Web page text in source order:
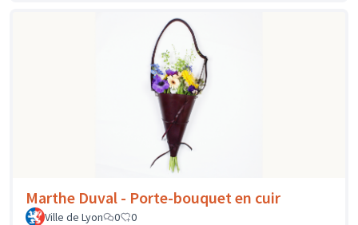
Marthe Duval - Porte-bouquet en cuir
Ville de Lyon 0 0